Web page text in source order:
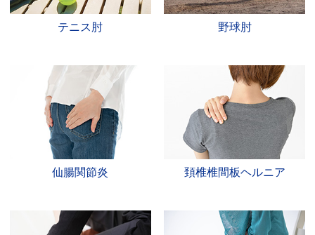
テニス肘 野球肘
仙腸関節炎 頚椎椎間板ヘルニア